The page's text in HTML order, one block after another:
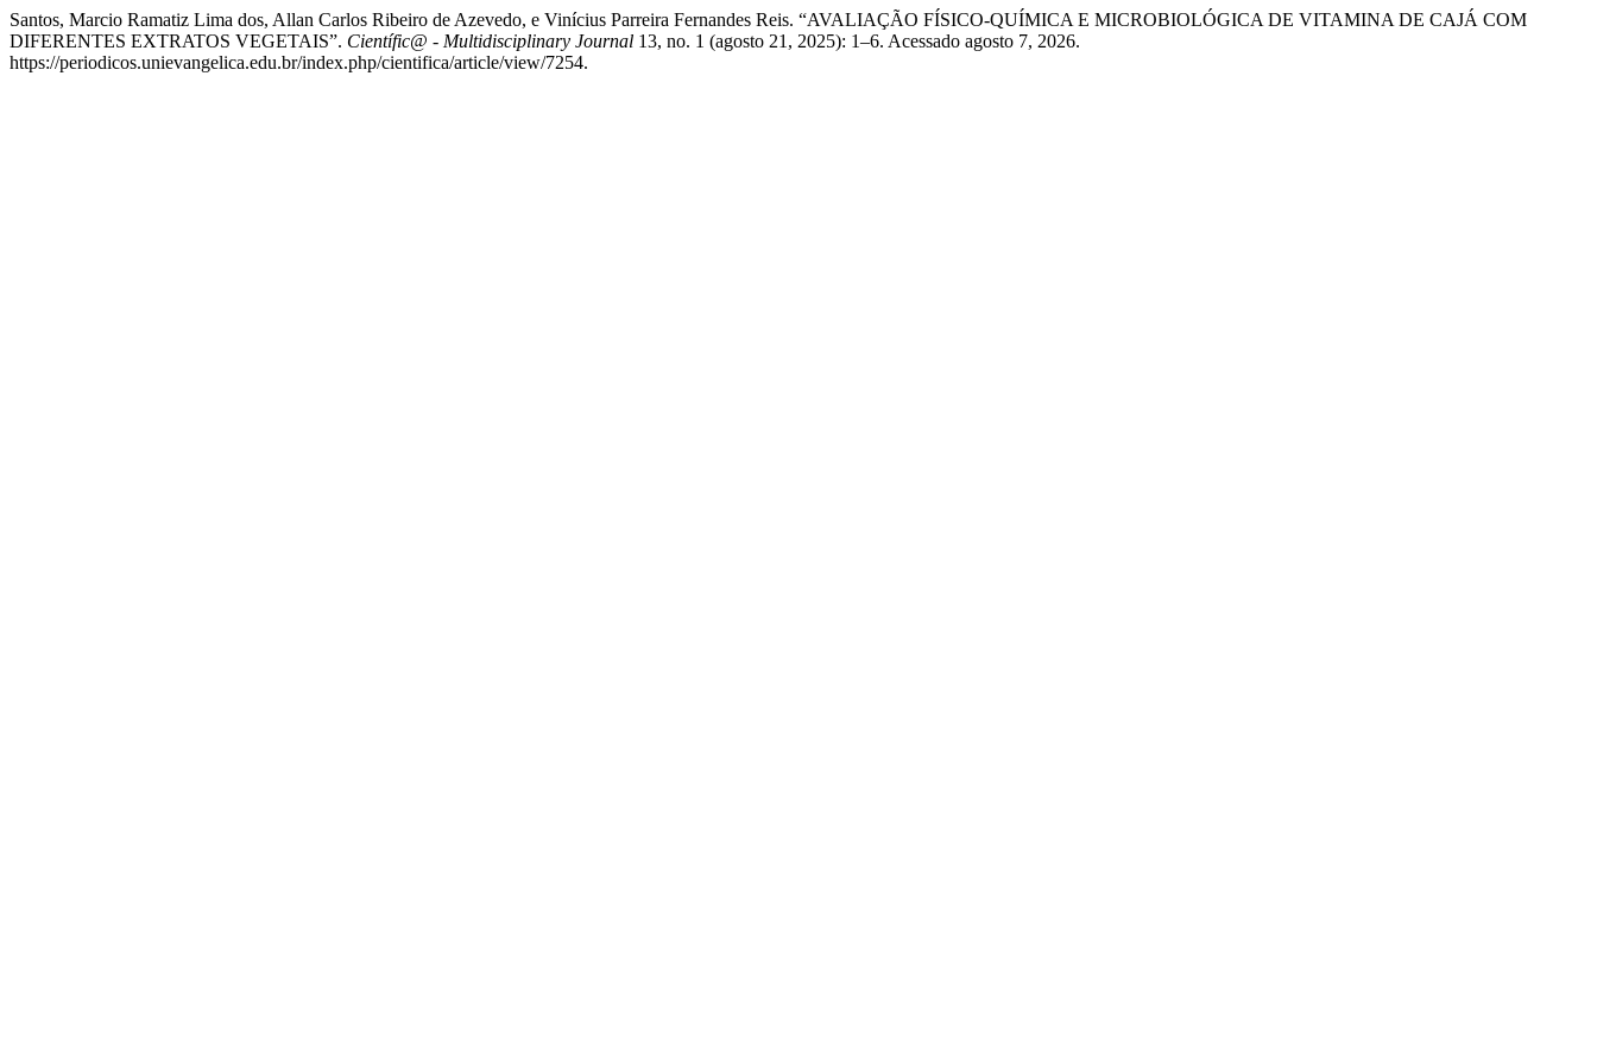
Santos, Marcio Ramatiz Lima dos, Allan Carlos Ribeiro de Azevedo, e Vinícius Parreira Fernandes Reis. “AVALIAÇÃO FÍSICO-QUÍMICA E MICROBIOLÓGICA DE VITAMINA DE CAJÁ COM
DIFERENTES EXTRATOS VEGETAIS”. Científic@ - Multidisciplinary Journal 13, no. 1 (agosto 21, 2025): 1–6. Acessado agosto 7, 2026.
https://periodicos.unievangelica.edu.br/index.php/cientifica/article/view/7254.